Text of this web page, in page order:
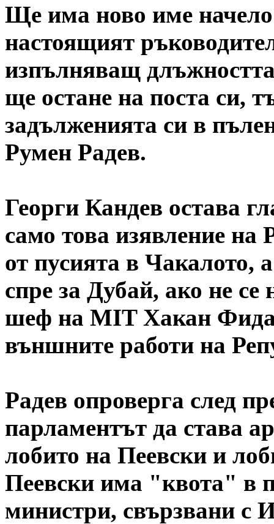
Ще има ново име
настоящият
изпълняващ
ще остане на поста си,
задълженията си в
Румен Радев.
Георги Кандев остава
само това изявление на
от пусията в
спре за Дубай, ако не
шеф на MIT Хакан
външните работи на
Радев опроверга след
парламентът да става
лобито на Пеевски и
Пеевски има "квота" в
министри, свързвани